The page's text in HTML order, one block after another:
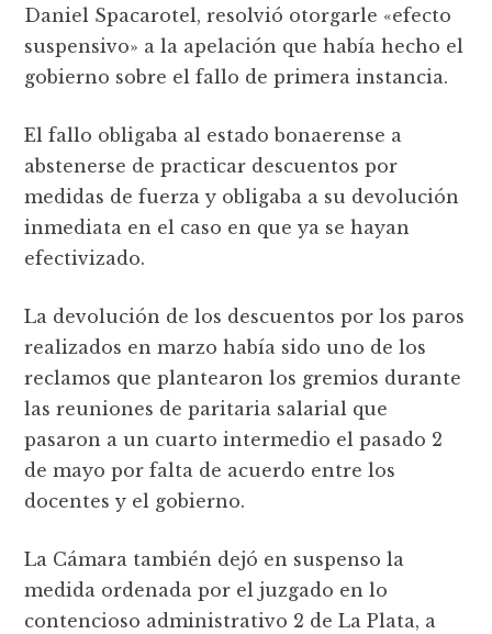
Daniel Spacarotel, resolvió otorgarle «efecto
suspensivo» a la apelación que había hecho el
gobierno sobre el fallo de primera instancia.
El fallo obligaba al estado bonaerense a
abstenerse de practicar descuentos por
medidas de fuerza y obligaba a su devolución
inmediata en el caso en que ya se hayan
efectivizado.
La devolución de los descuentos por los paros
realizados en marzo había sido uno de los
reclamos que plantearon los gremios durante
las reuniones de paritaria salarial que
pasaron a un cuarto intermedio el pasado 2
de mayo por falta de acuerdo entre los
docentes y el gobierno.
La Cámara también dejó en suspenso la
medida ordenada por el juzgado en lo
contencioso administrativo 2 de La Plata, a